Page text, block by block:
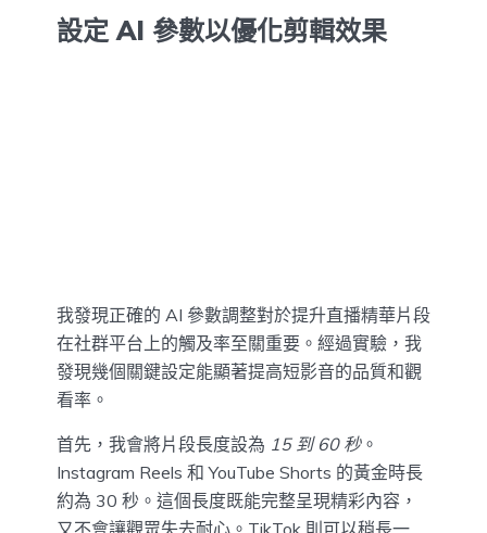
設定 AI 參數以優化剪輯效果
我發現正確的 AI 參數調整對於提升直播精華片段
在社群平台上的觸及率至關重要。經過實驗，我
發現幾個關鍵設定能顯著提高短影音的品質和觀
看率。
首先，我會將片段長度設為 15 到 60 秒。
Instagram Reels 和 YouTube Shorts 的黃金時長
約為 30 秒。這個長度既能完整呈現精彩內容，